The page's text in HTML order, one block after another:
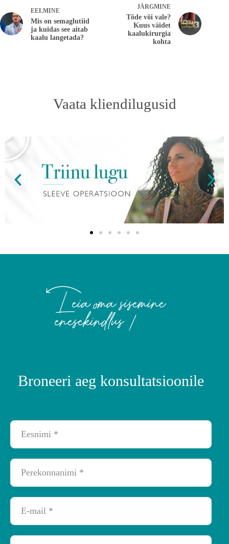
EELMINE
Mis on semaglutiid
ja kuidas see aitab
kaalu langetada?
JÄRGMINE
Tõde või vale?
Kuus väidet
kaalukirurgia
kohta
Vaata kliendilugusid
Broneeri aeg konsultatsioonile
Leia oma sisemine
enesekindlus !